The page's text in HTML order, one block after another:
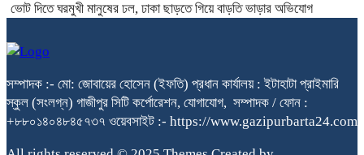
ভোট দিতে ঘরমুখী মানুষের ঢল, ঢাকা ছাড়তে গিয়ে বাড়তি ভাড়ার অভিযোগ
সম্পাদক :- মো: জোবায়ের হোসেন (ইফতি) প্রধান কার্যালয় : ইটাহাটা প্রাইমারি
স্কুল (সংলগ্ন) গাজীপুর সিটি কর্পোরেশন, যোগাযোগ, সম্পাদক / ফোন :
+৮৮০১৪০৪৮৪৫৭৩৭ ওয়েবসাইট :- https://www.gazipurbarta24.com